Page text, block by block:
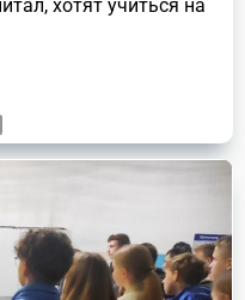
хотят учиться на